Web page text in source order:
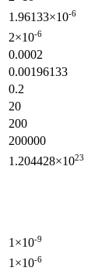
1.96133×10-6
2×10-6
0.0002
0.00196133
0.2
20
200
200000
1.204428×1023
1×10-9
1×10-6